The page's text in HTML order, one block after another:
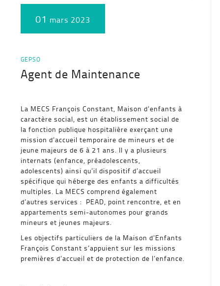
01 mars 2023
GEPSO
Agent de Maintenance
La MECS François Constant, Maison d’enfants à
caractère social, est un établissement social de
la fonction publique hospitalière exerçant une
mission d’accueil temporaire de mineurs et de
jeune majeurs de 6 à 21 ans. Il y a plusieurs
internats (enfance, préadolescents,
adolescents) ainsi qu’il dispositif d’accueil
spécifique qui héberge des enfants a difficultés
multiples. La MECS comprend également
d’autres services : PEAD, point rencontre, et en
appartements semi-autonomes pour grands
mineurs et jeunes majeurs.
Les objectifs particuliers de la Maison d’Enfants
François Constant s’appuient sur les missions
premières d’accueil et de protection de l’enfance.